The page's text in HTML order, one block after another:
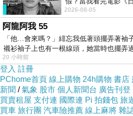
真的。詮釋的情感觸
2026-08-05
阿龍阿我 55
「他…會來嗎？」緋忘我低著頭擺弄著袖
襯衫袖子上也有一根線頭，她當時也擺弄
20 小時前
登入 註冊
PChome首頁 線上購物 24h購物 書店
新聞 /氣象 股市 個人新聞台 廣告刊登
買賣租屋 支付連 國際連 Pi 拍錢包 旅
買車 旅行團 汽車險推薦 線上麻將 雜